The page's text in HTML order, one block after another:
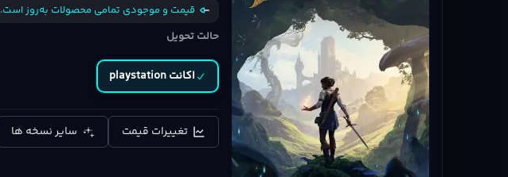
قیمت و موجودی تمامی محصولات به‌روز است.
حالت تحویل
اکانت playstation
تغییرات قیمت سایر نسخه ها